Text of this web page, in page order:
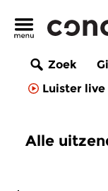
Zoek
Luister live
Alle